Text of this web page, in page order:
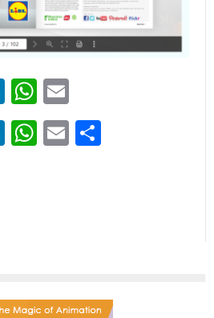
LinkedIn
WhatsApp
mail
LinkedIn
WhatsApp
Email